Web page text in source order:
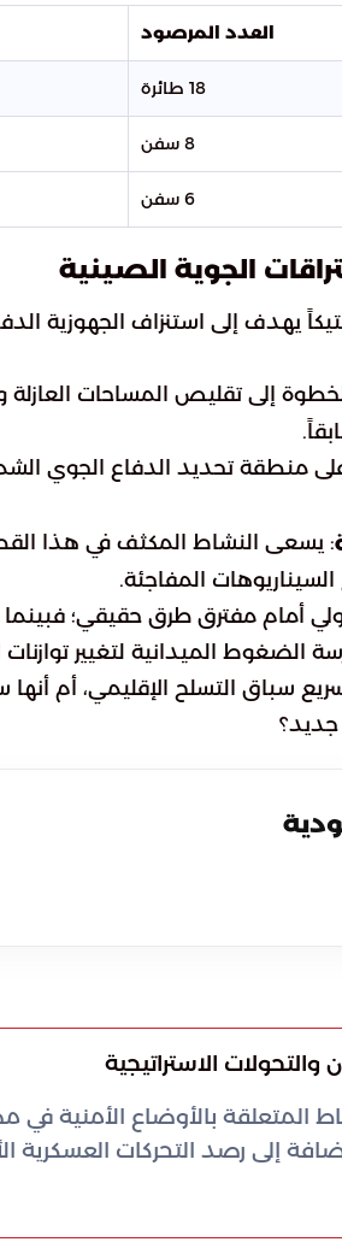
العدد المرصود
18 طائرة
8 سفن
6 سفن
الجوية الصينية
يهدف إلى استنزاف الجهوزية
إلى تقليص المساحات
على منطقة تحديد الدفاع الجوي
: يسعى النشاط المكثف في هذا
السيناريوهات المفاجئة.
أمام مفترق طرق حقيقي؛ فبينما
الضغوط الميدانية لتغيير
سباق التسلح الإقليمي، أم
جديد؟
الاستراتيجية
المتعلقة بالأوضاع الأمنية في
إلى رصد التحركات العسكرية